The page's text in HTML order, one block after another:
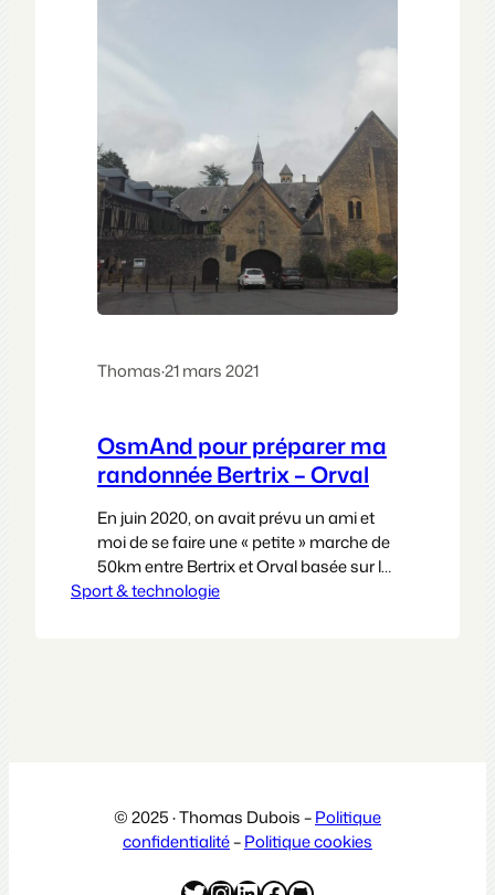
Thomas·21 mars 2021
OsmAnd pour préparer ma
randonnée Bertrix – Orval
En juin 2020, on avait prévu un ami et
moi de se faire une « petite » marche de
50km entre Bertrix et Orval basée sur le
GR129, deux petits villages en Belgique
Sport & technologie
© 2025 · Thomas Dubois –Politique
confidentialité–Politique cookies